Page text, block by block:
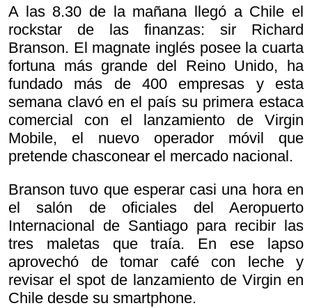
A las 8.30 de la mañana llegó a Chile el
rockstar de las finanzas: sir Richard
Branson. El magnate inglés posee la cuarta
fortuna más grande del Reino Unido, ha
fundado más de 400 empresas y esta
semana clavó en el país su primera estaca
comercial con el lanzamiento de Virgin
Mobile, el nuevo operador móvil que
pretende chasconear el mercado nacional.
Branson tuvo que esperar casi una hora en
el salón de oficiales del Aeropuerto
Internacional de Santiago para recibir las
tres maletas que traía. En ese lapso
aprovechó de tomar café con leche y
revisar el spot de lanzamiento de Virgin en
Chile desde su smartphone.